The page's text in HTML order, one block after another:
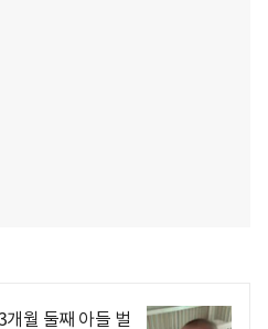
월 둘째 아들 벌